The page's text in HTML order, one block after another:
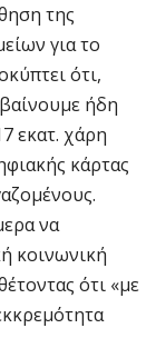
της
για το
ότι,
ήδη
εκατ. χάρη
κάρτας
να
κοινωνική
ότι «με